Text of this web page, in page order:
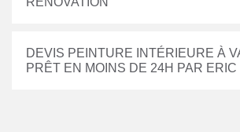
DEVIS PEINTURE INTÉRIEURE À
PRÊT EN MOINS DE 24H PAR ERIC